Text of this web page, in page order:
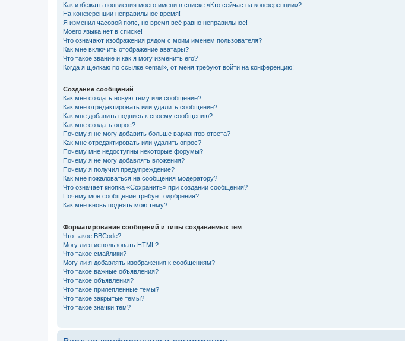
Как избежать появления моего имени в списке «Кто сейчас на конференции»?
На конференции неправильное время!
Я изменил часовой пояс, но время всё равно неправильное!
Моего языка нет в списке!
Что означают изображения рядом с моим именем пользователя?
Как мне включить отображение аватары?
Что такое звание и как я могу изменить его?
Когда я щёлкаю по ссылке «email», от меня требуют войти на конференцию!
Создание сообщений
Как мне создать новую тему или сообщение?
Как мне отредактировать или удалить сообщение?
Как мне добавить подпись к своему сообщению?
Как мне создать опрос?
Почему я не могу добавить больше вариантов ответа?
Как мне отредактировать или удалить опрос?
Почему мне недоступны некоторые форумы?
Почему я не могу добавлять вложения?
Почему я получил предупреждение?
Как мне пожаловаться на сообщения модератору?
Что означает кнопка «Сохранить» при создании сообщения?
Почему моё сообщение требует одобрения?
Как мне вновь поднять мою тему?
Форматирование сообщений и типы создаваемых тем
Что такое BBCode?
Могу ли я использовать HTML?
Что такое смайлики?
Могу ли я добавлять изображения к сообщениям?
Что такое важные объявления?
Что такое объявления?
Что такое прилепленные темы?
Что такое закрытые темы?
Что такое значки тем?